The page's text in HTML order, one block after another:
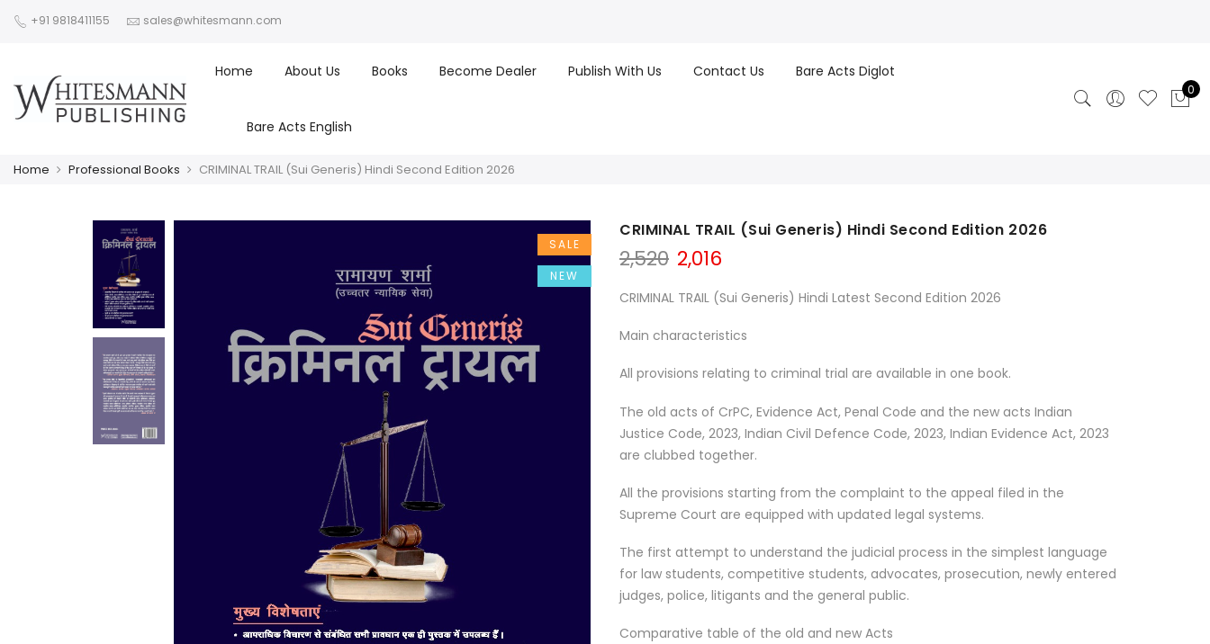
+91 9818411155 sales@whitesmann.com
Home About Us Books Become Dealer Publish With Us Contact Us Bare Acts Diglot
Bare Acts English
0
Home Professional Books CRIMINAL TRAIL (Sui Generis) Hindi Second Edition 2026
SALE
NEW
CRIMINAL TRAIL (Sui Generis) Hindi Second Edition 2026
2,520 Original
price
was:
2,016
is:
CRIMINAL TRAIL (Sui Generis) Hindi Latest Second Edition 2026
Main characteristics
All provisions relating to criminal trial are available in one book.
The old acts of CrPC, Evidence Act, Penal Code and the new acts Indian
Justice Code, 2023, Indian Civil Defence Code, 2023, Indian Evidence Act, 2023
are clubbed together.
All the provisions starting from the complaint to the appeal filed in the
Supreme Court are equipped with updated legal systems.
The first attempt to understand the judicial process in the simplest language
for law students, competitive students, advocates, prosecution, newly entered
judges, police, litigants and the general public.
Comparative table of the old and new Acts